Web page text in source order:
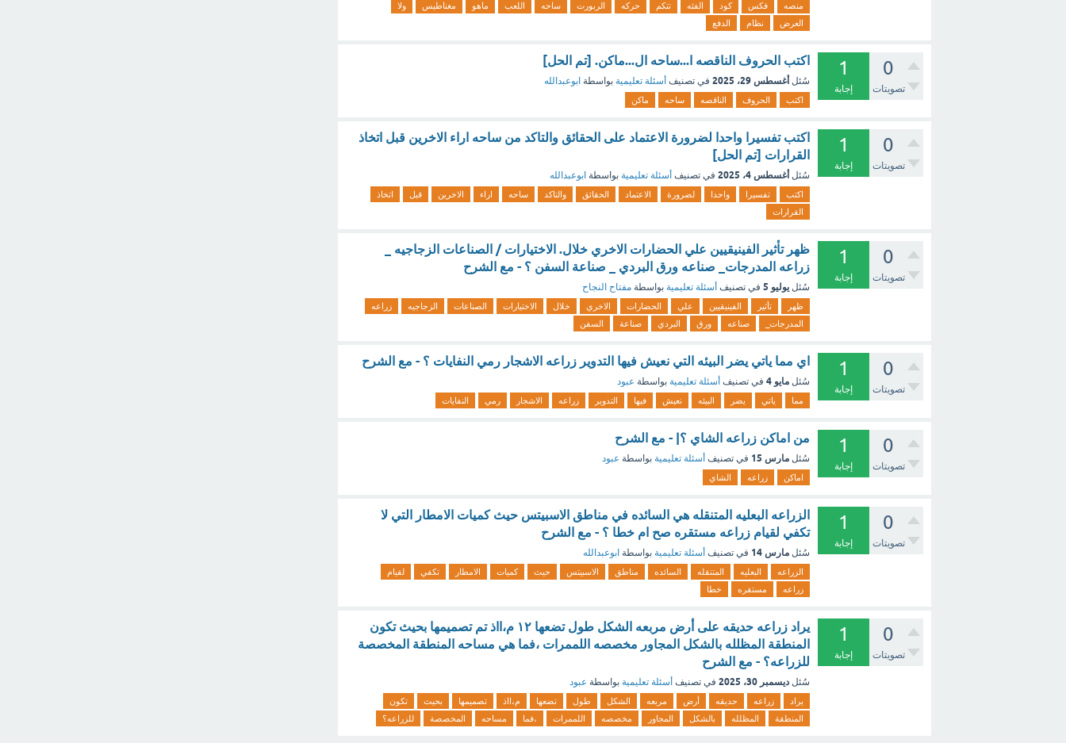
منصه فكس كود الفئه تتكم حركه الربورت ساحه اللعب ماهو مغناطيس
ولا
العرض
نظام الدفع
0
تصويتات
1
إجابة
اكتب الحروف الناقصه ا...ساحه ال...ماكن. [تم الحل]
سُئل أغسطس 29، 2025 في تصنيف أسئلة تعليمية بواسطة ابوعبدالله
اكتب الحروف الناقصه ساحه ماكن
0
تصويتات
1
إجابة
اكتب تفسيرا واحدا لضرورة الاعتماد على الحقائق والتاكد من ساحه اراء الاخرين قبل اتخاذ
القرارات [تم الحل]
سُئل أغسطس 4، 2025 في تصنيف أسئلة تعليمية بواسطة ابوعبدالله
اكتب تفسيرا واحدا لضرورة الاعتماد الحقائق والتاكد ساحه اراء الاخرين قبل
اتخاذ
القرارات
0
تصويتات
1
إجابة
ظهر تأثير الفينيقيين علي الحضارات الاخري خلال. الاختيارات / الصناعات الزجاجيه _
زراعه المدرجات_ صناعه ورق البردي _ صناعة السفن ؟ - مع الشرح
سُئل يوليو 5 في تصنيف أسئلة تعليمية بواسطة مفتاح النجاح
ظهر تأثير الفينيقيين علي الحضارات الاخري خلال الاختيارات الصناعات الزجاجيه
زراعه
المدرجات_
صناعه ورق البردي صناعة السفن
0
تصويتات
1
إجابة
اي مما ياتي يضر البيئه التي نعيش فيها التدوير زراعه الاشجار رمي النفايات ؟ - مع الشرح
سُئل مايو 4 في تصنيف أسئلة تعليمية بواسطة عبود
مما ياتي يضر البيئه نعيش فيها التدوير زراعه الاشجار رمي النفايات
0
تصويتات
1
إجابة
من اماكن زراعه الشاي ؟| - مع الشرح
سُئل مارس 15 في تصنيف أسئلة تعليمية بواسطة عبود
اماكن زراعه الشاي
0
تصويتات
1
إجابة
الزراعه البعليه المتنقله هي السائده في مناطق الاسبيتس حيث كميات الامطار التي لا
تكفي لقيام زراعه مستقره صح ام خطا ؟ - مع الشرح
سُئل مارس 14 في تصنيف أسئلة تعليمية بواسطة ابوعبدالله
الزراعه البعليه المتنقله السائده مناطق الاسبيتس حيث كميات الامطار تكفي
لقيام
زراعه
مستقره خطا
0
تصويتات
1
إجابة
يراد زراعه حديقه على أرض مربعه الشكل طول تضعها ١٢ م،ااذ تم تصميمها بحيث تكون
المنطقة المظلله بالشكل المجاور مخصصه اللممرات ،فما هي مساحه المنطقة المخصصة
للزراعه؟ - مع الشرح
سُئل ديسمبر 30، 2025 في تصنيف أسئلة تعليمية بواسطة عبود
يراد زراعه حديقه أرض مربعه الشكل طول تضعها م،ااذ تصميمها بحيث
تكون
المنطقة
المظلله بالشكل المجاور مخصصه اللممرات ،فما مساحه المخصصة للزراعه؟